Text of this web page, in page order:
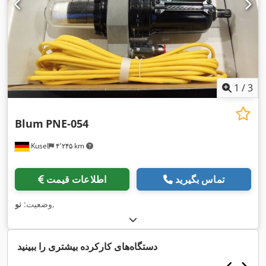
1 /3
Kusel ۴٬۲۴۵ km
Blum PNE-054
اطلاعات قیمت تماس بگیرید
وضعیت: نو ,
دستگاه‌های کارکرده بیشتری را ببینید